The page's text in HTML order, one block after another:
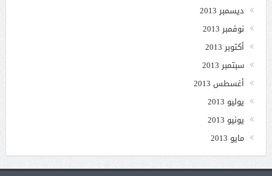
ديسمبر 2013
نوفمبر 2013
أكتوبر 2013
سبتمبر 2013
أغسطس 2013
يوليو 2013
يونيو 2013
مايو 2013